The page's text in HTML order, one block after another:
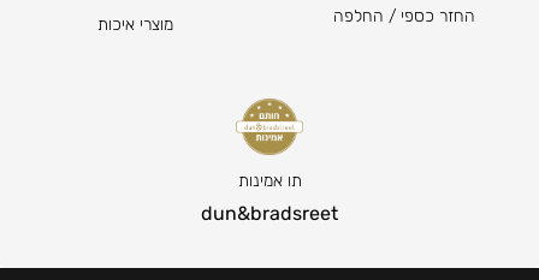
החזר כספי / החלפה מוצרי איכות
תו אמינות
dun&bradsreet